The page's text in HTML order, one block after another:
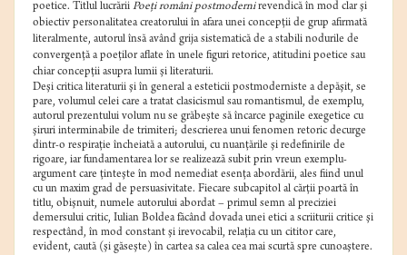
poetice. Titlul lucrării Poeţi români postmodernirevendică în mod clar şi
obiectiv personalitatea creatorului în afara unei concepţii de grup afirmată
literalmente, autorul însă având grija sistematică de a stabili nodurile de
convergenţă a poeţilor aflate în unele figuri retorice, atitudini poetice sau
chiar concepţii asupra lumii şi literaturii.
Deşi critica literaturii şi în general a esteticii postmoderniste a depăşit, se
pare, volumul celei care a tratat clasicismul sau romantismul, de exemplu,
autorul prezentului volum nu se grăbeşte să încarce paginile exegetice cu
şiruri interminabile de trimiteri; descrierea unui fenomen retoric decurge
dintr-o respiraţie încheiată a autorului, cu nuanţările şi redefinirile de
rigoare, iar fundamentarea lor se realizează subit prin vreun exemplu-
argument care ţinteşte în mod nemediat esenţa abordării, ales fiind unul
cu un maxim grad de persuasivitate. Fiecare subcapitol al cărţii poartă în
titlu, obişnuit, numele autorului abordat – primul semn al preciziei
demersului critic, Iulian Boldea făcând dovada unei etici a scriiturii critice şi
respectând, în mod constant şi irevocabil, relaţia cu un cititor care,
evident, caută (şi găseşte) în cartea sa calea cea mai scurtă spre cunoaştere.